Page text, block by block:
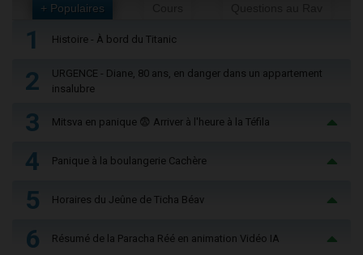
+ Populaires
1 Histoire - À bord du Titanic
2
URGENCE - Diane, 80 ans, en danger dans un appartement
insalubre
3 Mitsva en panique 😨 Arriver à l'heure à la Téfila
4 Panique à la boulangerie Cachère
5 Horaires du Jeûne de Ticha Béav
6 Résumé de la Paracha Réé en animation Vidéo IA